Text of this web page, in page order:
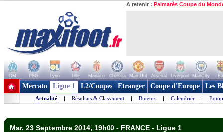
A retenir : Palmarès Coupe du
OM PSG Lyon Lille Monaco Chelsea Man Utd Arsenal Liverpool ManCity
+ de clubs
Mercato Ligue 1 L2/Coupes Etranger Coupe d'Europe Les
Actualité | Résultats & Classement | Buteurs | Calendrier |
Mar. 23 Septembre 2014, 19h00 - FRANCE - Ligue 1